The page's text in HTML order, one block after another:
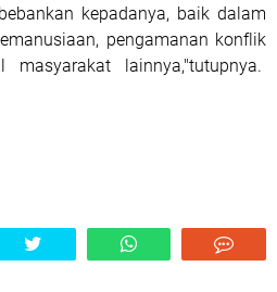
kepadanya, baik dalam
pengamanan konflik
lainnya,"tutupnya.